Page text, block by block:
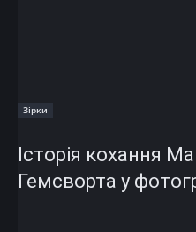
Зірки
Історія кохання
Гемсворта у